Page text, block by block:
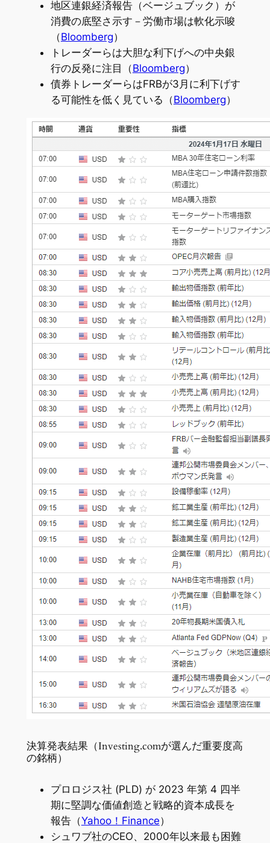
地区連銀経済報告（ベージュブック）が
消費の底堅さ示す－労働市場は軟化示唆
（Bloomberg）
トレーダーらは大胆な利下げへの中央銀
行の反発に注目（Bloomberg）
債券トレーダーらはFRBが3月に利下げす
る可能性を低く見ている（Bloomberg）
決算発表結果（Investing.comが選んだ重要度高
の銘柄）
プロロジス社 (PLD) が 2023 年第 4 四半
期に堅調な価値創造と戦略的資本成長を
報告（Yahoo！Finance）
シュワブ社のCEO、2000年以来最も困難